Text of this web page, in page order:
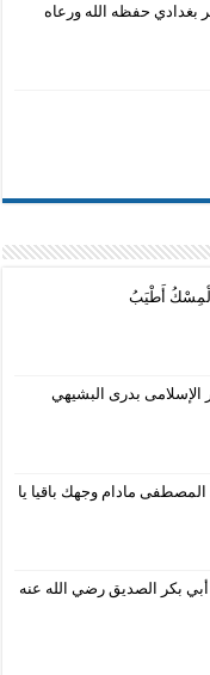
بغدادي حفظه الله ورعاه
أَطْيَبُ
بدرى البشيهي
مادام وجهك باقيا يا
بكر الصديق رضي الله عنه